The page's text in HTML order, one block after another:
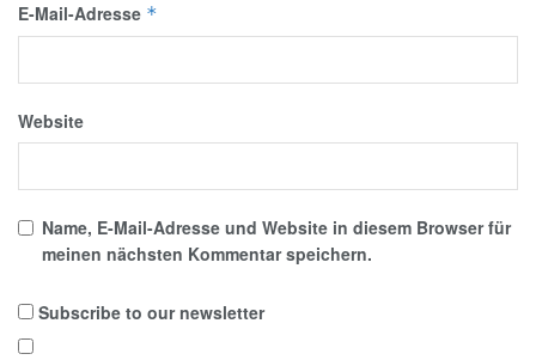
E-Mail-Adresse *
Website
Name, E-Mail-Adresse und Website in diesem Browser für
meinen nächsten Kommentar speichern.
Subscribe to our newsletter